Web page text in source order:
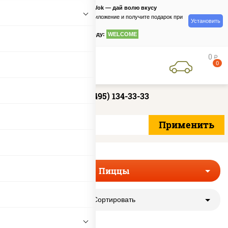
PizzaSushiWok — дай волю вкусу
Скачайте приложение и получите подарок при
по промокоду: WELCOME
Установить
0 руб
0
+7 (495) 134-33-33
Пиццы
Сортировать